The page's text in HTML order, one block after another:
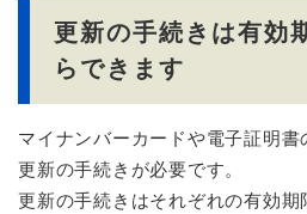
更新の手続きは有効
らできます
マイナンバーカードや電子証明書
更新の手続きが必要です。
更新の手続きはそれぞれの有効期